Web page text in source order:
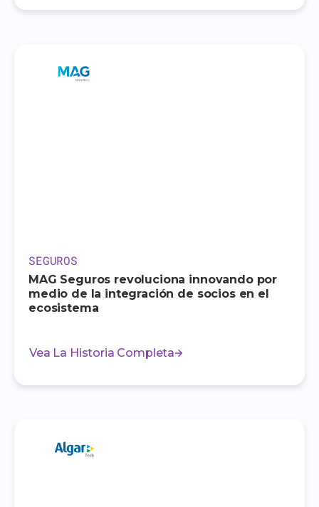
SEGUROS
MAG Seguros revoluciona innovando por
medio de la integración de socios en el
ecosistema
Vea La Historia Completa